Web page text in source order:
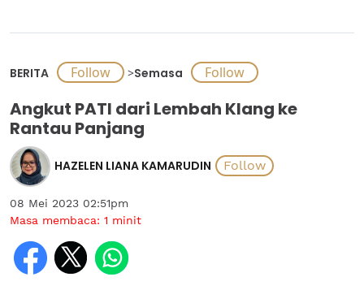
BERITA >Semasa
Angkut PATI dari Lembah Klang ke
Rantau Panjang
HAZELEN LIANA KAMARUDIN
08 Mei 2023 02:51pm
Masa membaca: 1 minit